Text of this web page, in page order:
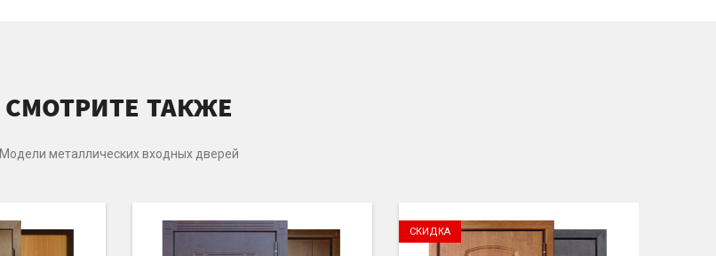
СМОТРИТЕ ТАКЖЕ
Модели металлических входных дверей
СКИДКА